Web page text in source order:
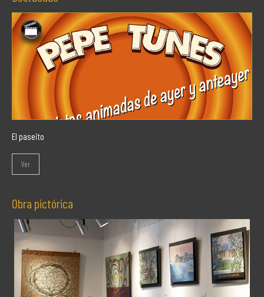
El paseito
Ver
Obra pictórica